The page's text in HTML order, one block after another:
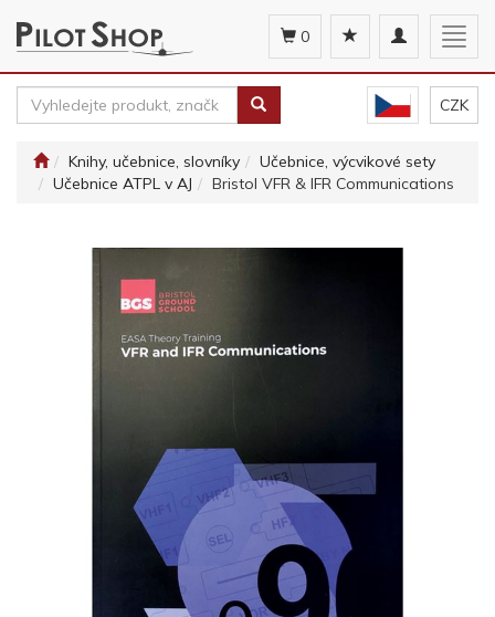
Toggle
navigation
0
CZK
Knihy, učebnice, slovníky
Učebnice, výcvikové sety
Učebnice ATPL v AJ
Bristol VFR & IFR Communications